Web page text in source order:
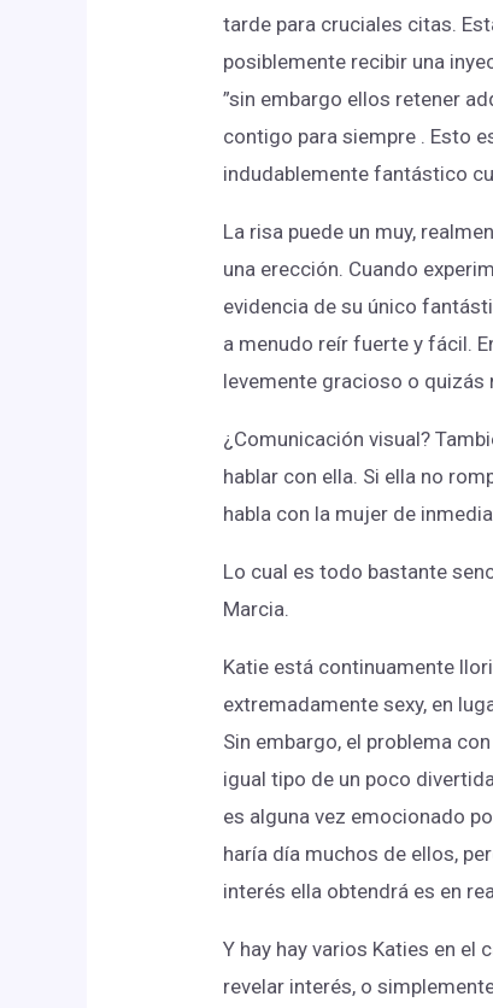
tarde para cruciales citas.
posiblemente recibir una
”sin embargo ellos retener
contigo para siempre . Esto
indudablemente fantástico
La risa puede un muy,
una erección. Cuando
evidencia de su único
a menudo reír fuerte y fácil.
levemente gracioso o quizás
¿Comunicación visual?
hablar con ella. Si ella no
habla con la mujer de
Lo cual es todo bastante
Marcia.
Katie está continuamente
extremadamente sexy, en
Sin embargo, el problema
igual tipo de un poco
es alguna vez emocionado
haría día muchos de ellos,
interés ella obtendrá es en
Y hay hay varios Katies en
revelar interés, o